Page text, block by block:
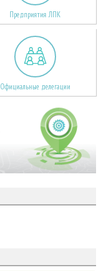
Предприятия ЛПК
Официальные делегации